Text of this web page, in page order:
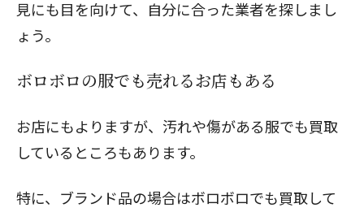
見にも目を向けて、自分に合った業者を探しまし
ょう。
ボロボロの服でも売れるお店もある
お店にもよりますが、汚れや傷がある服でも買取
しているところもあります。
特に、ブランド品の場合はボロボロでも買取して